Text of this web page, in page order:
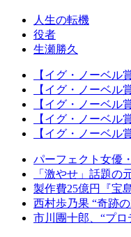
人生の転機
役者
生瀬勝久
【イグ・ノーベル
【イグ・ノーベ
【イグ・ノーベル
【イグ・ノーベル
【イグ・ノーベル
パーフェクト女優
「激やせ」話題
製作費25億円『宝
西村歩乃果 “奇跡
市川團十郎、“プ